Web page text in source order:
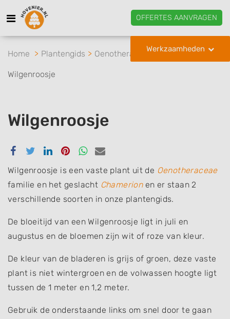
OFFERTES AANVRAGEN
Werkzaamheden
Home Plantengids Oenotheraceae Chamerion
Wilgenroosje
Wilgenroosje
Delen
Facebook
Delen
Twitter
Delen
Linkedin
Delen
Pinterest
Delen
Whatsapp
Delen
email
Wilgenroosje is een vaste plant uit de Oenotheraceae
familie en het geslacht Chamerionen er staan 2
verschillende soorten in onze plantengids.
De bloeitijd van een Wilgenroosje ligt in juli en
augustus en de bloemen zijn wit of roze van kleur.
De kleur van de bladeren is grijs of groen, deze vaste
plant is niet wintergroen en de volwassen hoogte ligt
tussen de 1 meter en 1,2 meter.
Gebruik de onderstaande links om snel door te gaan